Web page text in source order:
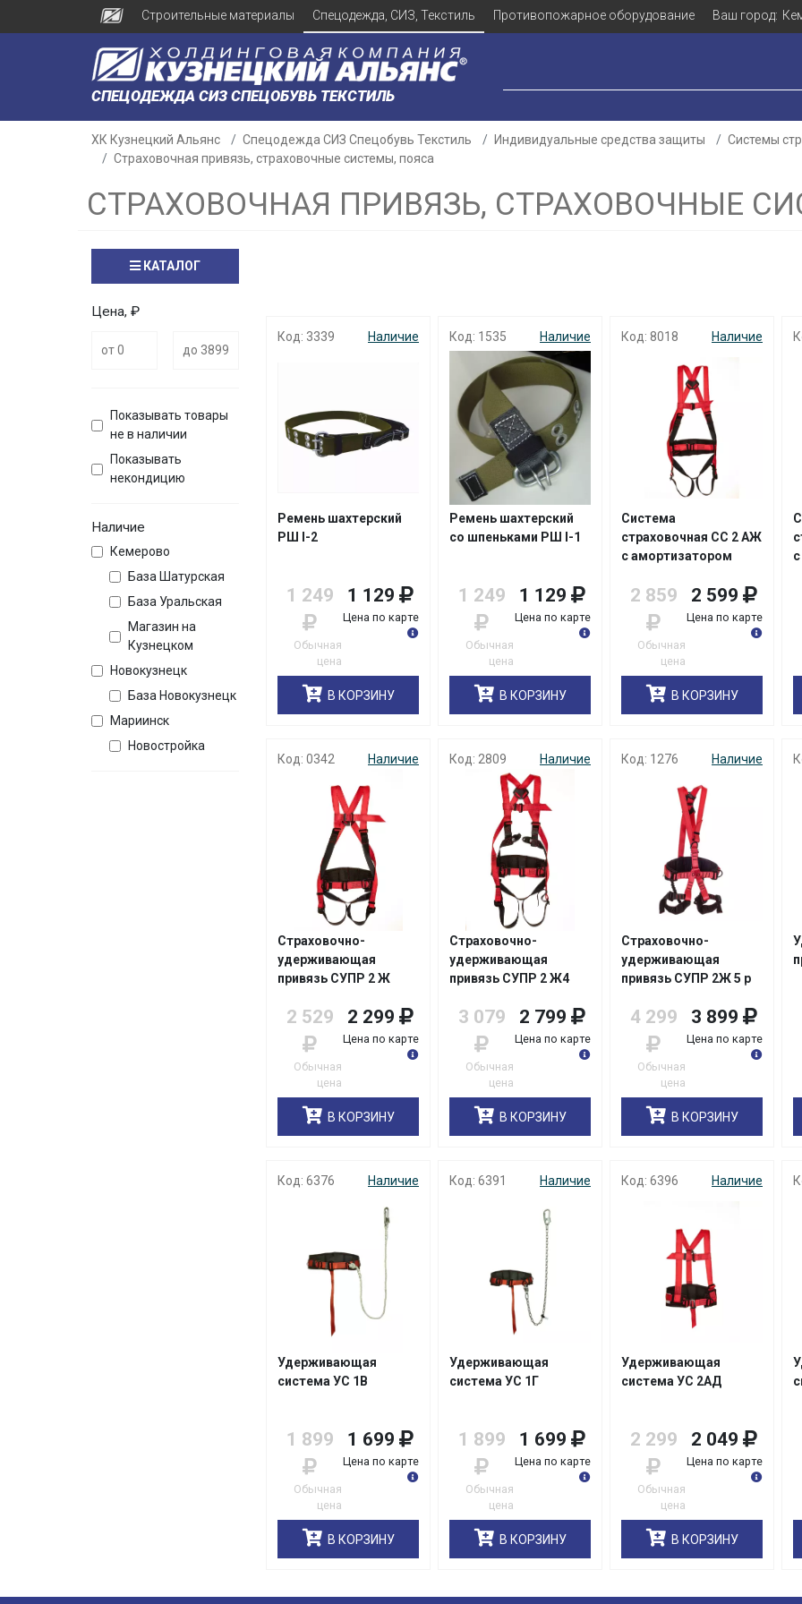
Строительные материалы Спецодежда, СИЗ, Текстиль Противопожарное оборудование Ваш город:
СПЕЦОДЕЖДА СИЗ СПЕЦОБУВЬ ТЕКСТИЛЬ
ХК Кузнецкий Альянс Спецодежда СИЗ Спецобувь Текстиль Индивидуальные средства защиты
Системы
Страховочная привязь, страховочные системы, пояса
СТРАХОВОЧНАЯ ПРИВЯЗЬ, СТРАХОВОЧНЫЕ
КАТАЛОГ
Цена, ₽
Показывать товары
не в наличии
Показывать
некондицию
Наличие
Кемерово
База Шатурская
База Уральская
Магазин на
Кузнецком
Новокузнецк
База Новокузнецк
Мариинск
Новостройка
Код: 3339 Наличие
Ремень шахтерский
РШ I-2
1 249
Обычная
цена
1 129
Цена по карте
В КОРЗИНУ
Код: 1535 Наличие
Ремень шахтерский
со шпеньками РШ I-1
1 249
Обычная
цена
1 129
Цена по карте
В КОРЗИНУ
Код: 8018 Наличие
Система
страховочная СС 2 АЖ
с амортизатором
2 859
Обычная
цена
2 599
Цена по карте
В КОРЗИНУ
Код: 0342 Наличие
Страховочно-
удерживающая
привязь СУПР 2 Ж
2 529
Обычная
цена
2 299
Цена по карте
В КОРЗИНУ
Код: 2809 Наличие
Страховочно-
удерживающая
привязь СУПР 2 Ж4
3 079
Обычная
цена
2 799
Цена по карте
В КОРЗИНУ
Код: 1276 Наличие
Страховочно-
удерживающая
привязь СУПР 2Ж 5 р
4 299
Обычная
цена
3 899
Цена по карте
В КОРЗИНУ
Код: 6376 Наличие
Удерживающая
система УС 1В
1 899
Обычная
цена
1 699
Цена по карте
В КОРЗИНУ
Код: 6391 Наличие
Удерживающая
система УС 1Г
1 899
Обычная
цена
1 699
Цена по карте
В КОРЗИНУ
Код: 6396 Наличие
Удерживающая
система УС 2АД
2 299
Обычная
цена
2 049
Цена по карте
В КОРЗИНУ